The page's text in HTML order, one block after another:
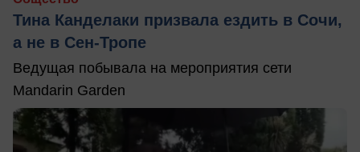
Тина Канделаки призвала ездить в Сочи,
а не в Сен-Тропе
Ведущая побывала на мероприятия сети
Mandarin Garden